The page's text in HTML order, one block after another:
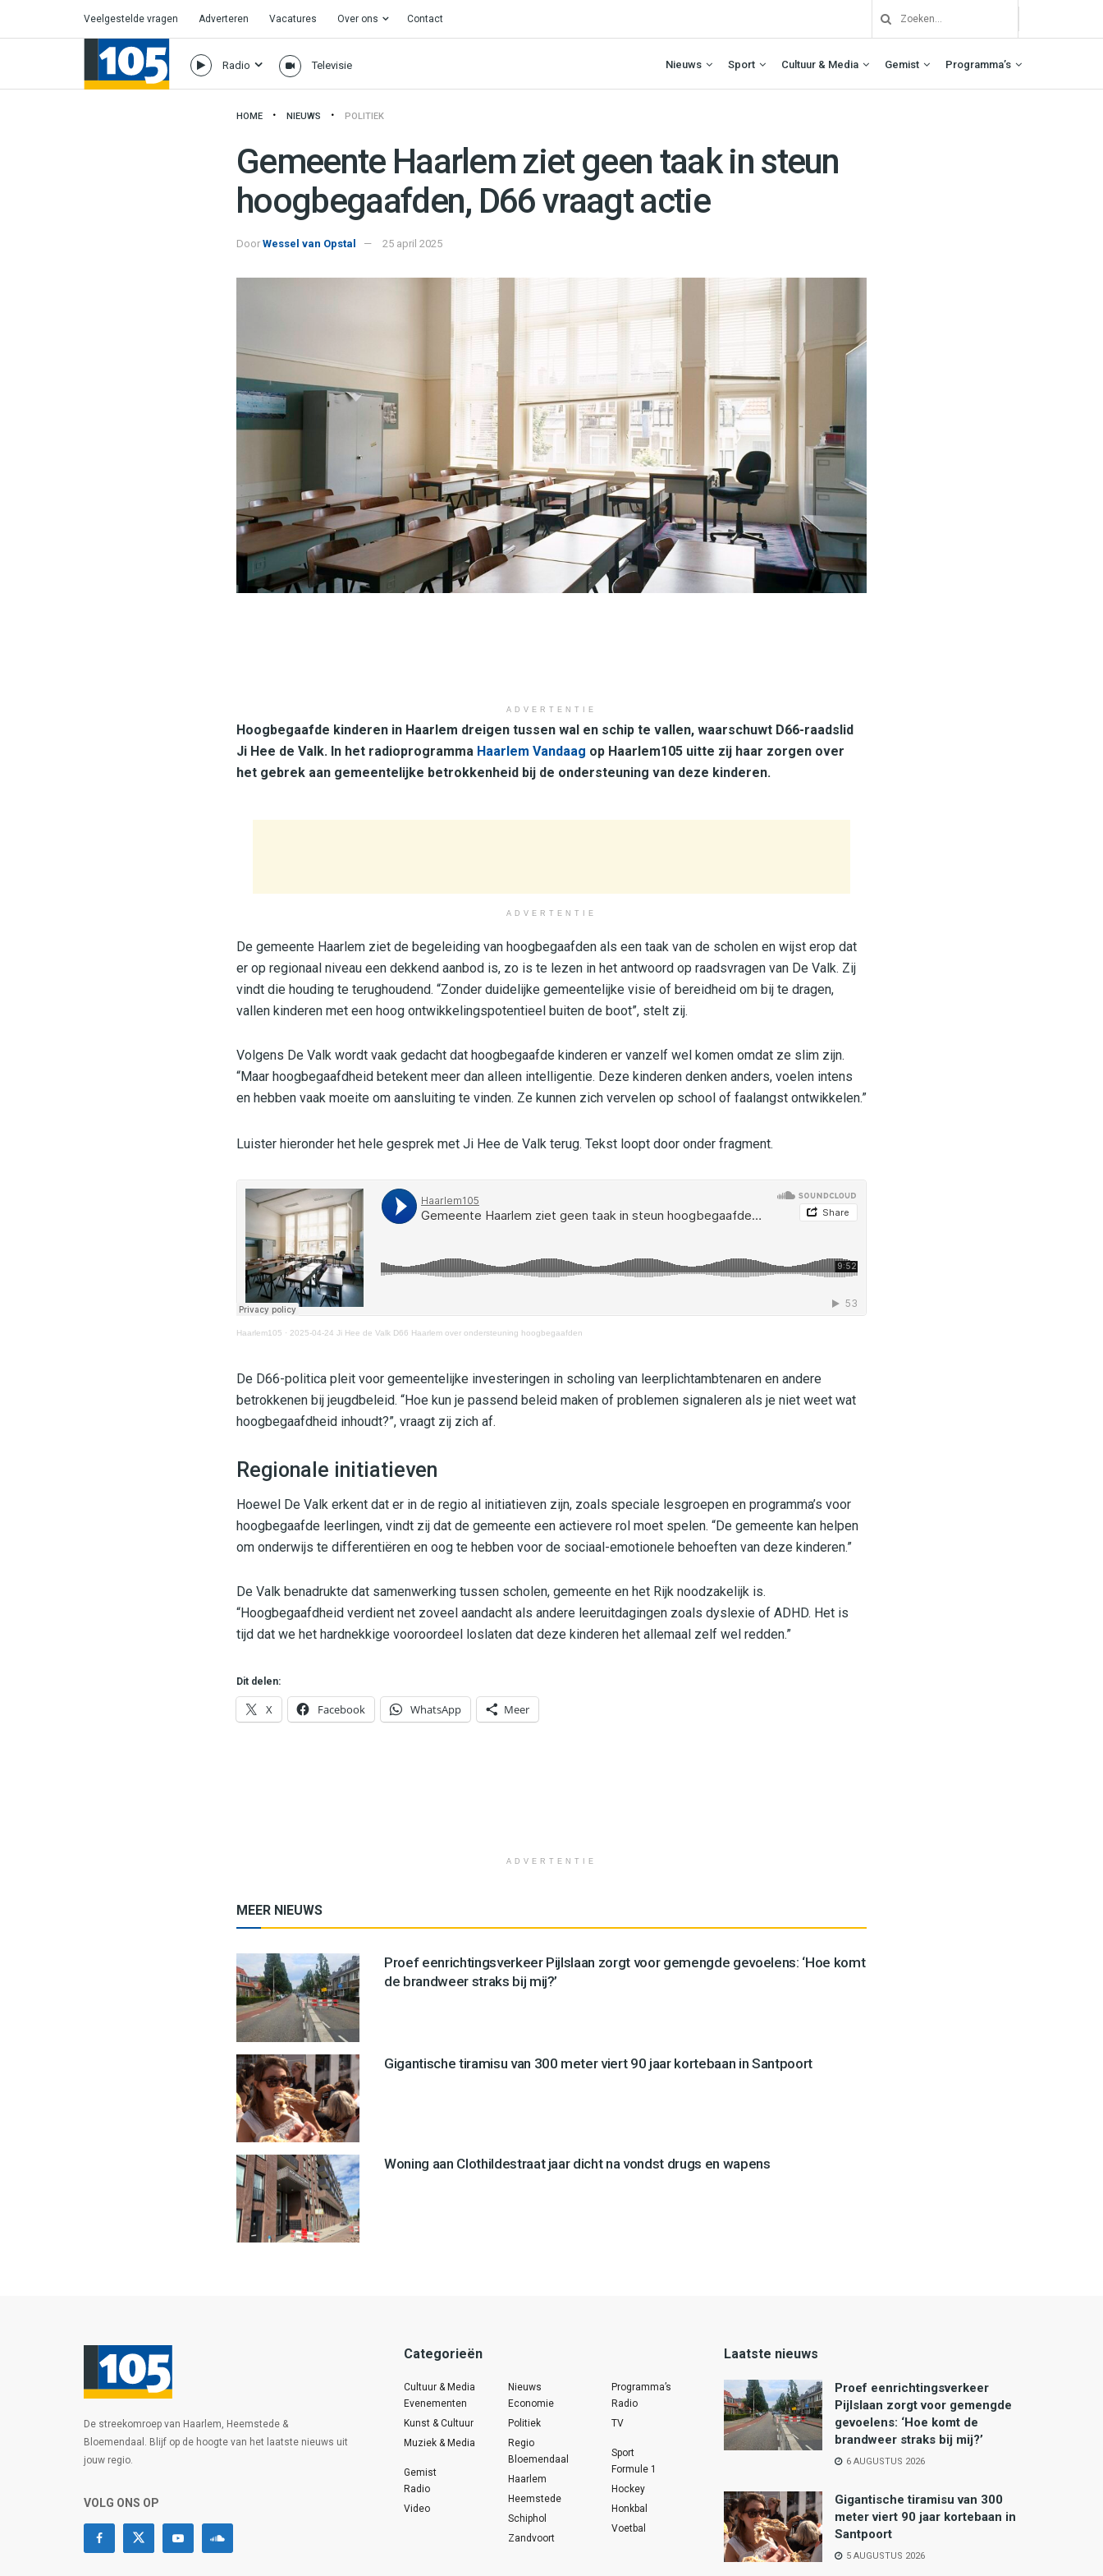
Veelgestelde vragen Adverteren Vacatures Over ons Contact
Radio Televisie Nieuws Sport Cultuur & Media Gemist Programma’s
HOME NIEUWS POLITIEK
Gemeente Haarlem ziet geen taak in steun
hoogbegaafden, D66 vraagt actie
Door Wessel van Opstal 25 april 2025
ADVERTENTIE
Hoogbegaafde kinderen in Haarlem dreigen tussen wal en schip te vallen, waarschuwt D66-raadslid
Ji Hee de Valk. In het radioprogramma Haarlem Vandaag op Haarlem105 uitte zij haar zorgen over
het gebrek aan gemeentelijke betrokkenheid bij de ondersteuning van deze kinderen.
ADVERTENTIE
De gemeente Haarlem ziet de begeleiding van hoogbegaafden als een taak van de scholen en wijst erop dat
er op regionaal niveau een dekkend aanbod is, zo is te lezen in het antwoord op raadsvragen van De Valk. Zij
vindt die houding te terughoudend. “Zonder duidelijke gemeentelijke visie of bereidheid om bij te dragen,
vallen kinderen met een hoog ontwikkelingspotentieel buiten de boot”, stelt zij.
Volgens De Valk wordt vaak gedacht dat hoogbegaafde kinderen er vanzelf wel komen omdat ze slim zijn.
“Maar hoogbegaafdheid betekent meer dan alleen intelligentie. Deze kinderen denken anders, voelen intens
en hebben vaak moeite om aansluiting te vinden. Ze kunnen zich vervelen op school of faalangst ontwikkelen.”
Luister hieronder het hele gesprek met Ji Hee de Valk terug. Tekst loopt door onder fragment.
Haarlem105 · 2025-04-24 Ji Hee de Valk D66 Haarlem over ondersteuning hoogbegaafden
De D66-politica pleit voor gemeentelijke investeringen in scholing van leerplichtambtenaren en andere
betrokkenen bij jeugdbeleid. “Hoe kun je passend beleid maken of problemen signaleren als je niet weet wat
hoogbegaafdheid inhoudt?”, vraagt zij zich af.
Regionale initiatieven
Hoewel De Valk erkent dat er in de regio al initiatieven zijn, zoals speciale lesgroepen en programma’s voor
hoogbegaafde leerlingen, vindt zij dat de gemeente een actievere rol moet spelen. “De gemeente kan helpen
om onderwijs te differentiëren en oog te hebben voor de sociaal-emotionele behoeften van deze kinderen.”
De Valk benadrukte dat samenwerking tussen scholen, gemeente en het Rijk noodzakelijk is.
“Hoogbegaafdheid verdient net zoveel aandacht als andere leeruitdagingen zoals dyslexie of ADHD. Het is
tijd dat we het hardnekkige vooroordeel loslaten dat deze kinderen het allemaal zelf wel redden.”
Dit delen:
X Facebook WhatsApp Meer
ADVERTENTIE
MEER NIEUWS
Proef eenrichtingsverkeer Pijlslaan zorgt voor gemengde gevoelens: ‘Hoe komt
de brandweer straks bij mij?’
Gigantische tiramisu van 300 meter viert 90 jaar kortebaan in Santpoort
Woning aan Clothildestraat jaar dicht na vondst drugs en wapens
De streekomroep van Haarlem, Heemstede &
Bloemendaal. Blijf op de hoogte van het laatste nieuws uit
jouw regio.
VOLG ONS OP
Categorieën
Cultuur & Media
Evenementen
Kunst & Cultuur
Muziek & Media
Gemist
Radio
Video
Nieuws
Economie
Politiek
Regio
Bloemendaal
Haarlem
Heemstede
Schiphol
Zandvoort
Programma’s
Radio
TV
Sport
Formule 1
Hockey
Honkbal
Voetbal
Laatste nieuws
Proef eenrichtingsverkeer
Pijlslaan zorgt voor gemengde
gevoelens: ‘Hoe komt de
brandweer straks bij mij?’
6 AUGUSTUS 2026
Gigantische tiramisu van 300
meter viert 90 jaar kortebaan in
Santpoort
5 AUGUSTUS 2026